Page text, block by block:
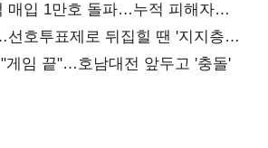
매입 1만호 돌파…누적 피해자
호투표제로 뒤집힐 땐 '지지층
게임 끝"…호남대전 앞두고 '충돌'